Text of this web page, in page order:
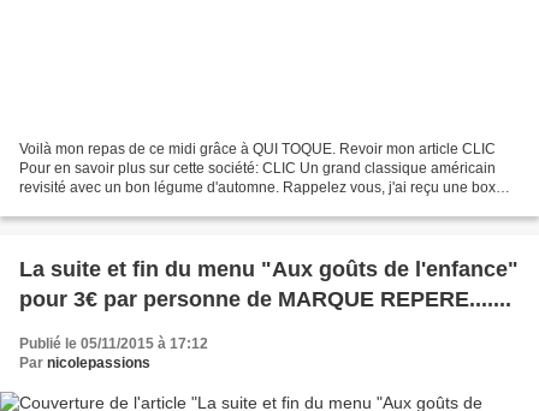
Voilà mon repas de ce midi grâce à QUI TOQUE. Revoir mon article CLIC
Pour en savoir plus sur cette société: CLIC Un grand classique américain
revisité avec un bon légume d'automne. Rappelez vous, j'ai reçu une box
La suite et fin du menu "Aux goûts de l'enfance"
pour 3€ par personne de MARQUE REPERE.......
Publié le 05/11/2015 à 17:12
Par nicolepassions